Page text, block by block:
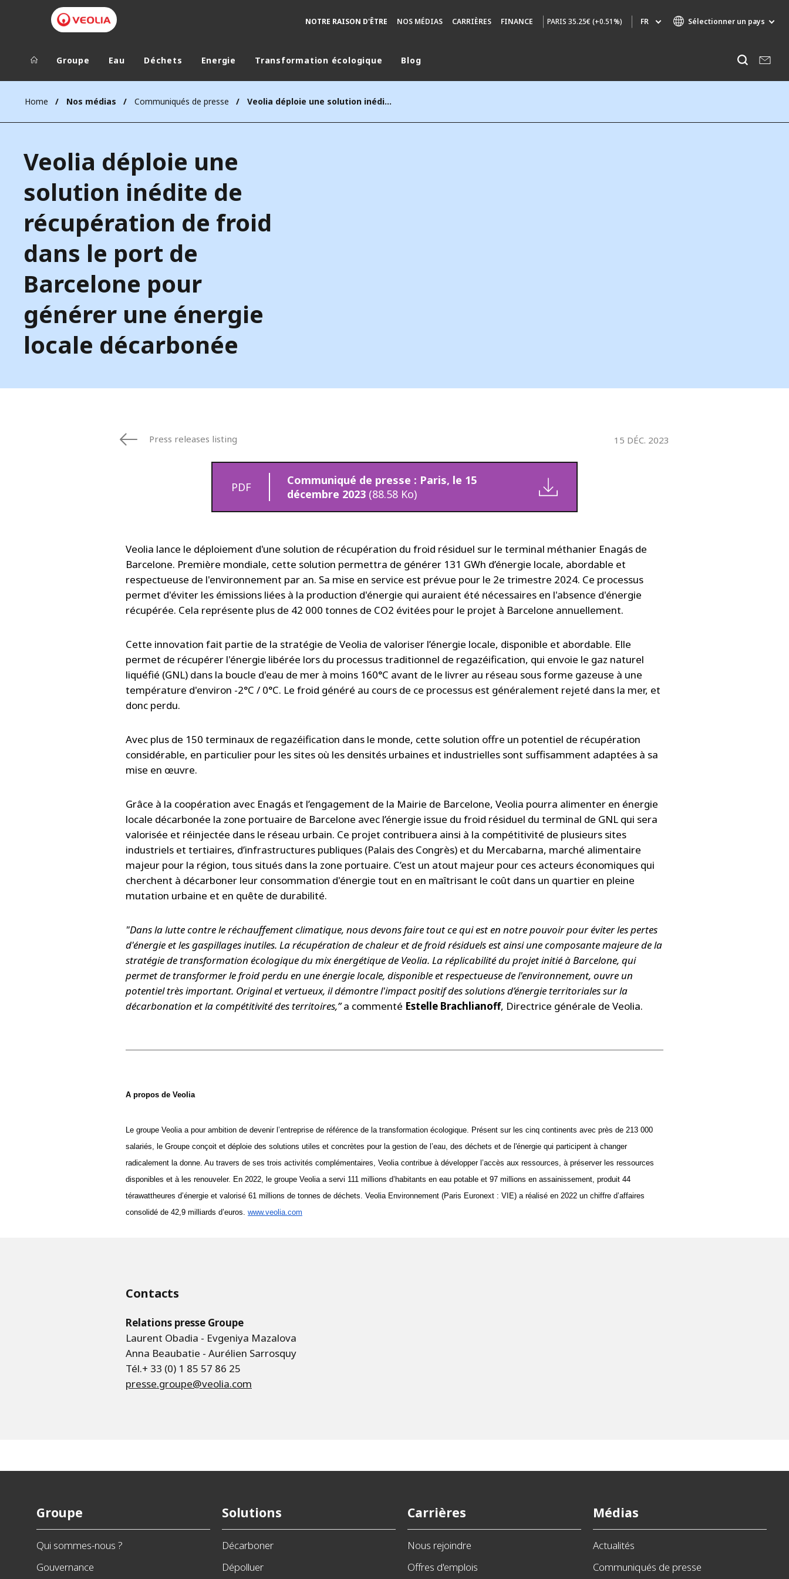
NOTRE RAISON D'ÊTRE NOS MÉDIAS CARRIÈRES FINANCE PARIS 35.25€ (+0.51%) FR Sélectionner un pays
Groupe Veolia
CAMPUS
FONDATION
INSTITUT
Dans le monde
AMÉRIQUE LATINE
Groupe Eau Déchets Energie Transformation écologique Blog
Home Nos médias Communiqués de presse Veolia déploie une solution inédite de récupération de froid dans le port de Barcelone pour générer une énergie locale décarbonée
Veolia déploie une
solution inédite de
récupération de froid
dans le port de
Barcelone pour
générer une énergie
locale décarbonée
Press releases listing 15 DÉC. 2023
PDF
Communiqué de presse : Paris, le 15
décembre 2023 (88.58 Ko)
Veolia lance le déploiement d'une solution de récupération du froid résiduel sur le terminal méthanier Enagás de
Barcelone. Première mondiale, cette solution permettra de générer 131 GWh d’énergie locale, abordable et
respectueuse de l'environnement par an. Sa mise en service est prévue pour le 2e trimestre 2024. Ce processus
permet d'éviter les émissions liées à la production d'énergie qui auraient été nécessaires en l'absence d'énergie
récupérée. Cela représente plus de 42 000 tonnes de CO2 évitées pour le projet à Barcelone annuellement.
Cette innovation fait partie de la stratégie de Veolia de valoriser l’énergie locale, disponible et abordable. Elle
permet de récupérer l'énergie libérée lors du processus traditionnel de regazéification, qui envoie le gaz naturel
liquéfié (GNL) dans la boucle d'eau de mer à moins 160°C avant de le livrer au réseau sous forme gazeuse à une
température d'environ -2°C / 0°C. Le froid généré au cours de ce processus est généralement rejeté dans la mer, et
donc perdu.
Avec plus de 150 terminaux de regazéification dans le monde, cette solution offre un potentiel de récupération
considérable, en particulier pour les sites où les densités urbaines et industrielles sont suffisamment adaptées à sa
mise en œuvre.
Grâce à la coopération avec Enagás et l’engagement de la Mairie de Barcelone, Veolia pourra alimenter en énergie
locale décarbonée la zone portuaire de Barcelone avec l’énergie issue du froid résiduel du terminal de GNL qui sera
valorisée et réinjectée dans le réseau urbain. Ce projet contribuera ainsi à la compétitivité de plusieurs sites
industriels et tertiaires, d’infrastructures publiques (Palais des Congrès) et du Mercabarna, marché alimentaire
majeur pour la région, tous situés dans la zone portuaire. C’est un atout majeur pour ces acteurs économiques qui
cherchent à décarboner leur consommation d'énergie tout en en maîtrisant le coût dans un quartier en pleine
mutation urbaine et en quête de durabilité.
"Dans la lutte contre le réchauffement climatique, nous devons faire tout ce qui est en notre pouvoir pour éviter les pertes
d'énergie et les gaspillages inutiles. La récupération de chaleur et de froid résiduels est ainsi une composante majeure de la
stratégie de transformation écologique du mix énergétique de Veolia. La réplicabilité du projet initié à Barcelone, qui
permet de transformer le froid perdu en une énergie locale, disponible et respectueuse de l'environnement, ouvre un
potentiel très important. Original et vertueux, il démontre l'impact positif des solutions d’énergie territoriales sur la
décarbonation et la compétitivité des territoires,”a commenté Estelle Brachlianoff, Directrice générale de Veolia.
A propos de Veolia
Le groupe Veolia a pour ambition de devenir l’entreprise de référence de la transformation écologique. Présent sur les cinq continents avec près de 213 000
salariés, le Groupe conçoit et déploie des solutions utiles et concrètes pour la gestion de l’eau, des déchets et de l'énergie qui participent à changer
radicalement la donne. Au travers de ses trois activités complémentaires, Veolia contribue à développer l’accès aux ressources, à préserver les ressources
disponibles et à les renouveler. En 2022, le groupe Veolia a servi 111 millions d’habitants en eau potable et 97 millions en assainissement, produit 44
térawattheures d’énergie et valorisé 61 millions de tonnes de déchets. Veolia Environnement (Paris Euronext : VIE) a réalisé en 2022 un chiffre d’affaires
consolidé de 42,9 milliards d’euros. www.veolia.com
Contacts
Relations presse Groupe
Laurent Obadia - Evgeniya Mazalova
Anna Beaubatie - Aurélien Sarrosquy
Tél.+ 33 (0) 1 85 57 86 25
presse.groupe@veolia.com
Groupe
Qui sommes-nous ?
Gouvernance
Solutions
Décarboner
Dépolluer
Carrières
Nous rejoindre
Offres d'emplois
Médias
Actualités
Communiqués de presse